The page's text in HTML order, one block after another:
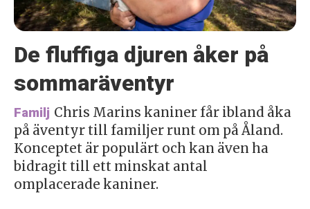
De fluffiga djuren åker på
sommaräventyr
Familj Chris Marins kaniner får ibland åka
på äventyr till familjer runt om på Åland.
Konceptet är populärt och kan även ha
bidragit till ett minskat antal
omplacerade kaniner.